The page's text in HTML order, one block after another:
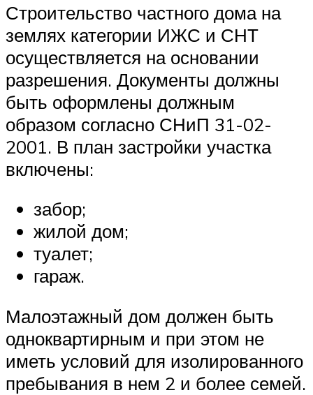
Строительство частного дома на
землях категории ИЖС и СНТ
осуществляется на основании
разрешения. Документы должны
быть оформлены должным
образом согласно СНиП 31-02-
2001. В план застройки участка
включены:
забор;
жилой дом;
туалет;
гараж.
Малоэтажный дом должен быть
одноквартирным и при этом не
иметь условий для изолированного
пребывания в нем 2 и более семей.